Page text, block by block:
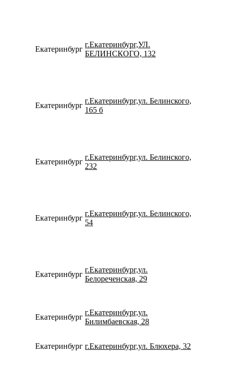
Екатеринбург
г.Екатеринбург,УЛ.
БЕЛИНСКОГО, 132
Екатеринбург
г.Екатеринбург,ул. Белинского,
165 б
Екатеринбург
г.Екатеринбург,ул. Белинского,
232
Екатеринбург
г.Екатеринбург,ул. Белинского,
54
Екатеринбург
г.Екатеринбург,ул.
Белореченская, 29
Екатеринбург
г.Екатеринбург,ул.
Билимбаевская, 28
Екатеринбург г.Екатеринбург,ул. Блюхера, 32